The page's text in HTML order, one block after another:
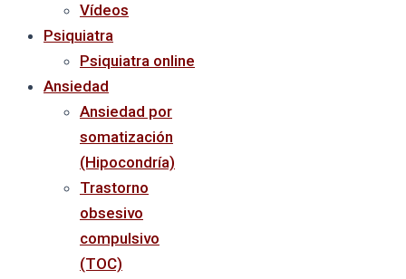
Vídeos
Psiquiatra
Psiquiatra online
Ansiedad
Ansiedad por
somatización
(Hipocondría)
Trastorno
obsesivo
compulsivo
(TOC)